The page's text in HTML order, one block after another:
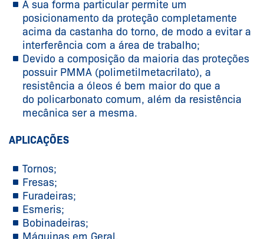
A sua forma particular permite um
posicionamento da proteção completamente
acima da castanha do torno, de modo a evitar a
interferência com a área de trabalho;
Devido a composição da maioria das proteções
possuir PMMA (polimetilmetacrilato), a
resistência a óleos é bem maior do que a
do policarbonato comum, além da resistência
mecânica ser a mesma.
APLICAÇÕES
Tornos;
Fresas;
Furadeiras;
Esmeris;
Bobinadeiras;
Máquinas em Geral.